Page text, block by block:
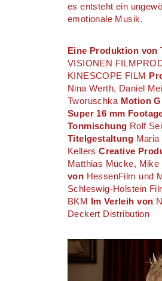
es entsteht ein
emotionale Musik.
Eine Produktion von
VISIONEN
KINESCOPE FILM
Nina Werth, Daniel
Tworuschka Motion
Super 16 mm
Tonmischung Rolf
Titelgestaltung
KellersCreative
Matthias Mücke,
von HessenFilm und
Schleswig-Holstein
BKM Im Verleih von
Deckert Distribution